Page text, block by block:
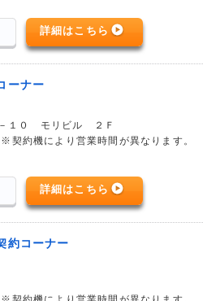
詳細はこちら
ーナー
－１０ モリビル ２Ｆ
約機により営業時間が異なります。
詳細はこちら
約コーナー